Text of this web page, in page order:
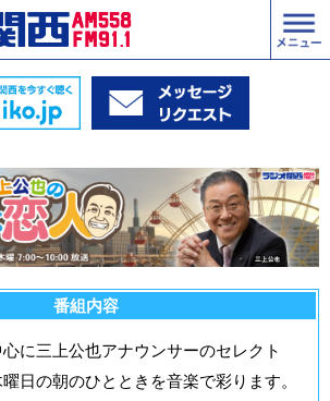
番組内容
に三上公也アナウンサーのセレクト
日の朝のひとときを音楽で彩ります。